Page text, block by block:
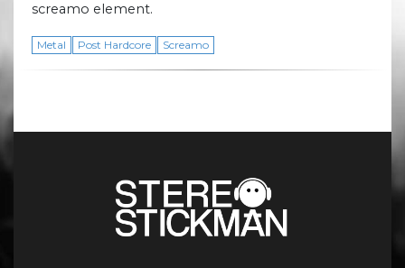
screamo element.
Metal Post Hardcore Screamo